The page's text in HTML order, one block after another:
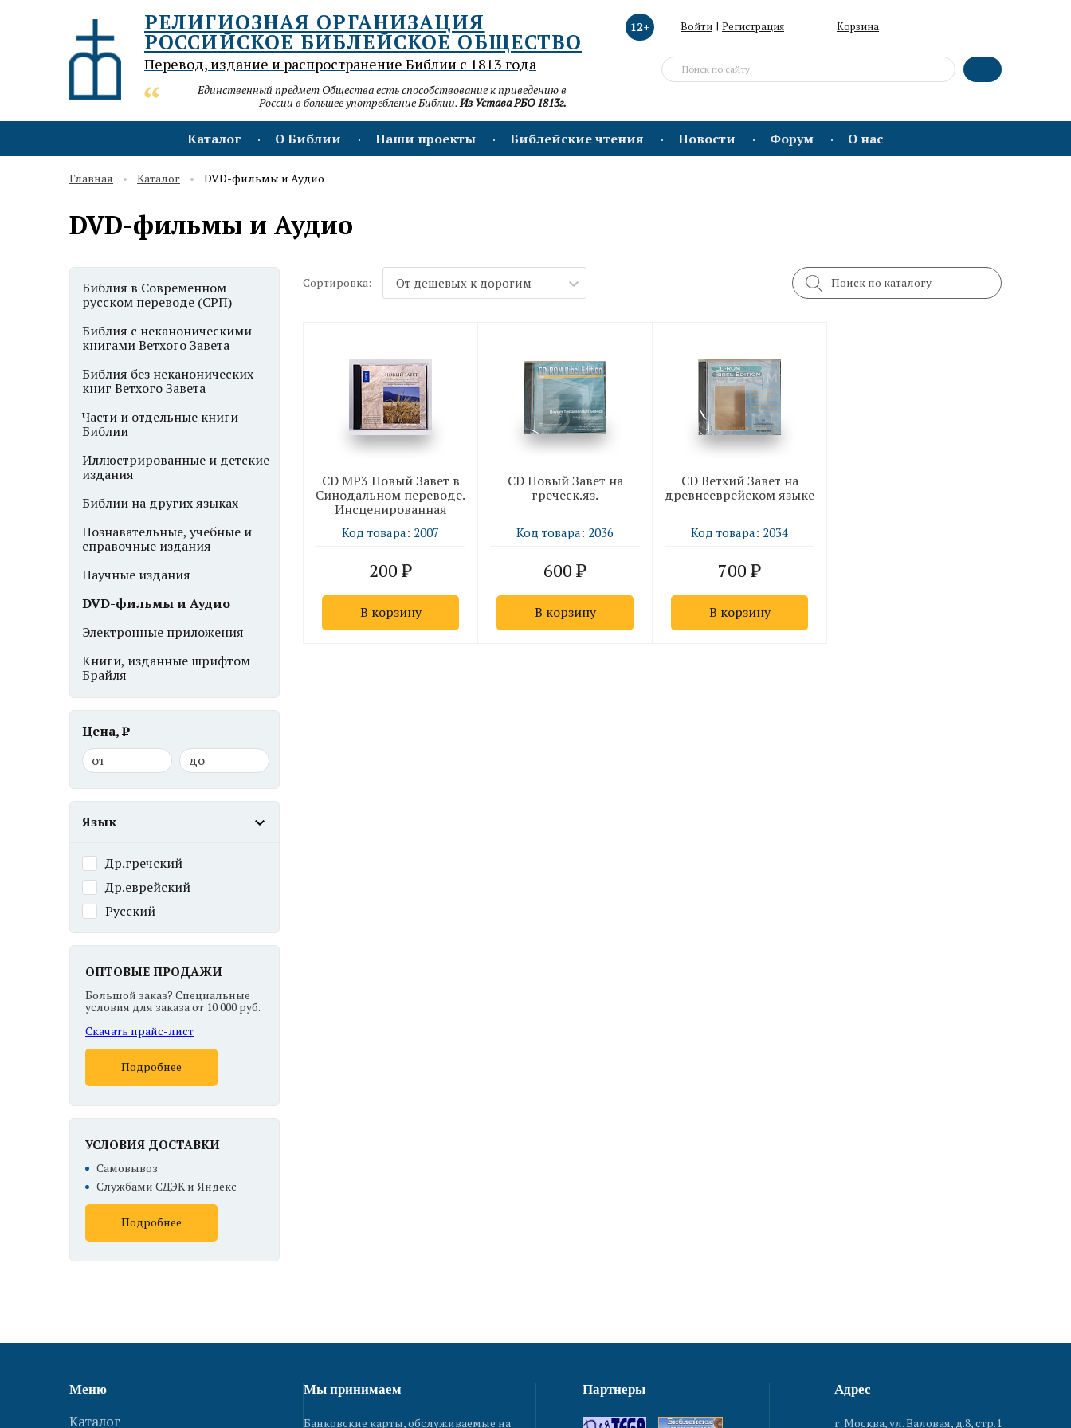
РЕЛИГИОЗНАЯ ОРГАНИЗАЦИЯ
РОССИЙСКОЕ БИБЛЕЙСКОЕ ОБЩЕСТВО
Перевод, издание и распространение Библии с 1813 года
Единственный предмет Общества есть способствование к приведению в
России в большее употребление Библии.Из Устава РБО 1813г.
12+ Войти | Регистрация Корзина
Каталог О Библии Наши проекты Библейские чтения Новости Форум О нас
Главная Каталог DVD-фильмы и Аудио
DVD-фильмы и Аудио
Библия в Современном
русском переводе (СРП)
Библия с неканоническими
книгами Ветхого Завета
Библия без неканонических
книг Ветхого Завета
Части и отдельные книги
Библии
Иллюстрированные и детские
издания
Библии на других языках
Познавательные, учебные и
справочные издания
Научные издания
DVD-фильмы и Аудио
Электронные приложения
Книги, изданные шрифтом
Брайля
Цена,
от
до
Язык
Др.гречский
Др.еврейский
Русский
ОПТОВЫЕ ПРОДАЖИ
Большой заказ? Специальные
условия для заказа от 10 000 руб.
Скачать прайс-лист
Подробнее
УСЛОВИЯ ДОСТАВКИ
Самовывоз
Службами СДЭК и Яндекс
Подробнее
Сортировка: От дешевых к дорогим
CD MP3 Новый Завет в
Синодальном переводе.
Инсценированная
Код товара: 2007
200
В корзину
CD Новый Завет на
греческ.яз.
Код товара: 2036
600
В корзину
CD Ветхий Завет на
древнееврейском языке
Код товара: 2034
700
В корзину
Меню
Каталог
Мы принимаем
Банковские карты, обслуживаемые на
Партнеры Адрес
г. Москва, ул. Валовая, д.8, стр.1